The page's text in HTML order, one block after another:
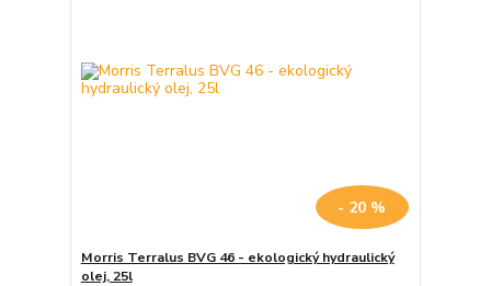
- 20 %
Morris Terralus BVG 46 - ekologický hydraulický
olej, 25l